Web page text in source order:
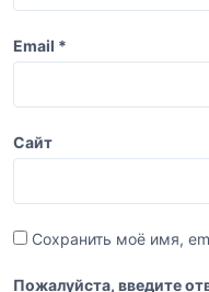
Email *
Сайт
Сохранить моё имя,
Пожалуйста, введите